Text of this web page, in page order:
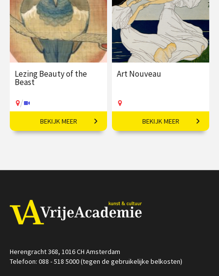
Online
Op locatie
Lezing Beauty of the
Beast
/
Die­ren in de art nou­veau.
BEKIJK MEER
Art Nouveau
Vloeiende vernieuwing in
Europa
BEKIJK MEER
Herengracht 368, 1016 CH Amsterdam
Telefoon: 088 - 518 5000 (tegen de gebruikelijke belkosten)